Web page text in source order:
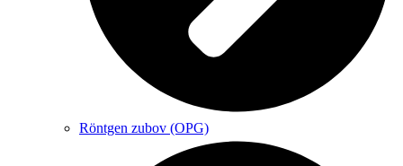
Röntgen zubov (OPG)